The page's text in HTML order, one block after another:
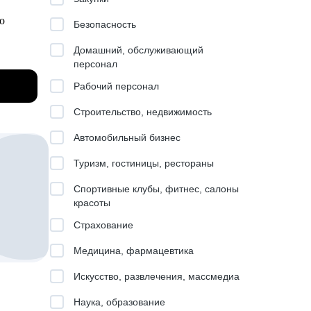
Безопасность
Домашний, обслуживающий
персонал
Рабочий персонал
Строительство, недвижимость
Автомобильный бизнес
Туризм, гостиницы, рестораны
Спортивные клубы, фитнес, салоны
красоты
Страхование
Медицина, фармацевтика
Искусство, развлечения, массмедиа
Наука, образование